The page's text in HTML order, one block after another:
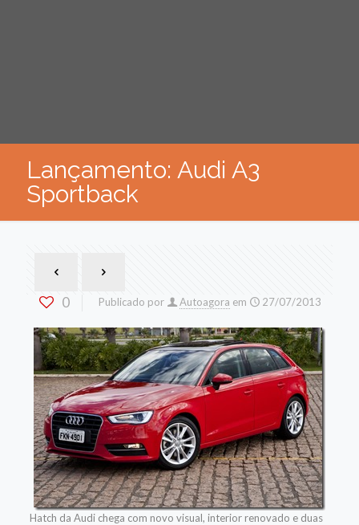
Lançamento: Audi A3
Sportback
0 Publicado por Autoagora em 27/07/2013
Hatch da Audi chega com novo visual, interior renovado e duas